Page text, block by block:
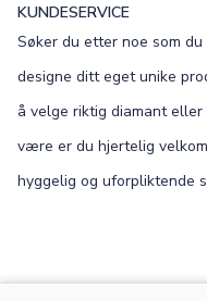
KUNDESERVICE
Søker du etter noe som
designe ditt eget unike
å velge riktig diamant
være er du hjertelig
hyggelig og uforpliktende